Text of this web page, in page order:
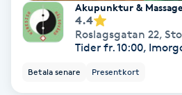
Barnklippning
Blowout
Akupunktur & Massage
4.4
Roslagsgatan 22,
Tider fr. 10:00,
Betala senare Presentkort